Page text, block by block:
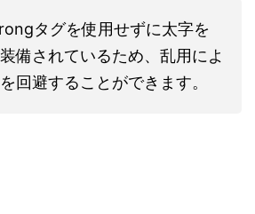
タグを使用せずに太字を
備されているため、乱用によ
回避することができます。